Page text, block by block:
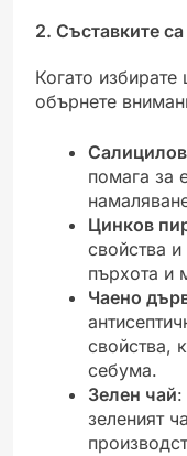
2. Съставките
Когато
обърнете
помага за
Цинков
свойства
пърхота и
Чаено
свойства,
себума.
Зелен чай:
зеленият